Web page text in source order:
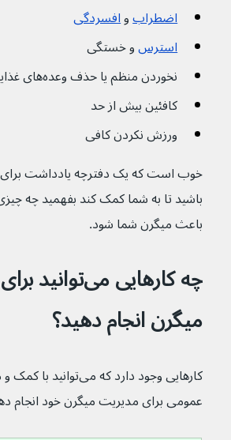
اضطراب و افسردگی
استرس و خستگی
نخوردن منظم یا حذف وعده‌های غذایی
کافئین بیش از حد
ورزش نکردن کافی
خوب است که یک دفترچه یادداشت
باشید تا به شما کمک کند بفهمید چه
باعث میگرن شما شود.
چه کارهایی
میگرن انجام دهید؟
کارهایی وجود دارد که
عمومی برای مدیریت میگرن خود انجام